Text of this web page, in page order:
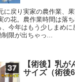
に戻り実家の農作業、
の花。農作業時間は落
、今年はもう少しまめ
限が出ちゃっ...
【術後】乳
サイズ（術後